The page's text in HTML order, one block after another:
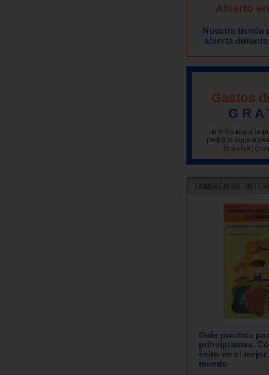
Abierto
Nuestra tienda
abierta
Gastos
G R A
Envíos España
pedidos
(más iva)
Guía práctica
principiantes.
éxito en el
mundo